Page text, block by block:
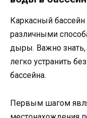
Каркасный
различными
дыры. Важно
легко устранить
бассейна.
Первым шагом